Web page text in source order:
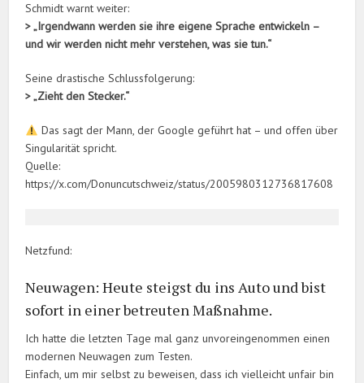
Schmidt warnt weiter:
> „Irgendwann werden sie ihre eigene Sprache entwickeln –
und wir werden nicht mehr verstehen, was sie tun.“
Seine drastische Schlussfolgerung:
> „Zieht den Stecker.“
Das sagt der Mann, der Google geführt hat – und offen über
Singularität spricht.
Quelle:
https://x.com/Donuncutschweiz/status/2005980312736817608
Netzfund:
Neuwagen: Heute steigst du ins Auto und bist
sofort in einer betreuten Maßnahme.
Ich hatte die letzten Tage mal ganz unvoreingenommen einen
modernen Neuwagen zum Testen.
Einfach, um mir selbst zu beweisen, dass ich vielleicht unfair bin